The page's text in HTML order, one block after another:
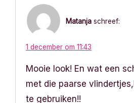
Matanja schreef:
1 december om 11:43
Mooie look! En wat een
met die paarse
te gebruiken!!